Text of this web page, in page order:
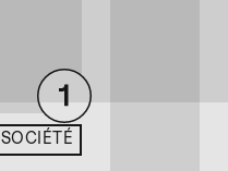
SOCIÉTÉ